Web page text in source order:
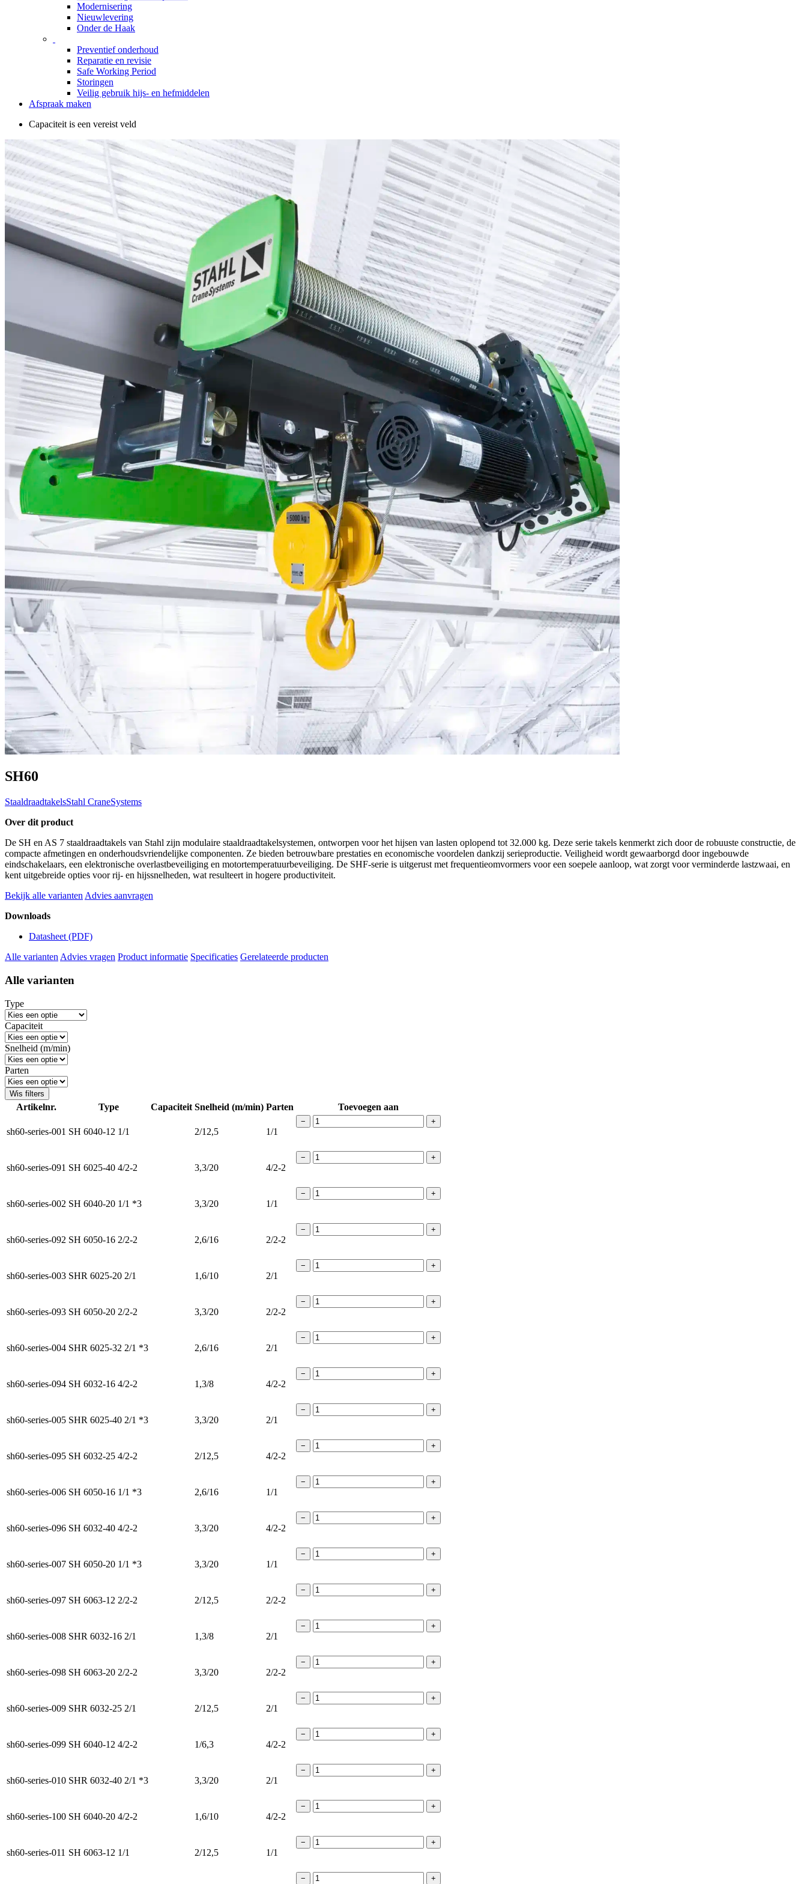
Modernisering
Nieuwlevering
Onder de Haak
Preventief onderhoud
Reparatie en revisie
Safe Working Period
Storingen
Veilig gebruik hijs- en hefmiddelen
Afspraak maken
Capaciteit is een vereist veld
SH60
StaaldraadtakelsStahl CraneSystems
Over dit product
De SH en AS 7 staaldraadtakels van Stahl zijn modulaire staaldraadtakelsystemen, ontworpen voor het hijsen van lasten oplopend tot 32.000 kg. Deze serie takels kenmerkt zich door de robuuste constructie, de
compacte afmetingen en onderhoudsvriendelijke componenten. Ze bieden betrouwbare prestaties en economische voordelen dankzij serieproductie. Veiligheid wordt gewaarborgd door ingebouwde
eindschakelaars, een elektronische overlastbeveiliging en motortemperatuurbeveiliging. De SHF-serie is uitgerust met frequentieomvormers voor een soepele aanloop, wat zorgt voor verminderde lastzwaai, en
kent uitgebreide opties voor rij- en hijssnelheden, wat resulteert in hogere productiviteit.
Bekijk alle varianten Advies aanvragen
Downloads
Datasheet (PDF)
Alle varianten Advies vragen Product informatie Specificaties Gerelateerde producten
Alle varianten
Type
Capaciteit
Snelheid (m/min)
Parten
Wis filters
Artikelnr. Type Capaciteit Snelheid (m/min) Parten Toevoegen aan
sh60-series-001 SH 6040-12 1/1 2/12,5 1/1
− +
sh60-series-091 SH 6025-40 4/2-2 3,3/20 4/2-2
− +
sh60-series-002 SH 6040-20 1/1 *3 3,3/20 1/1
− +
sh60-series-092 SH 6050-16 2/2-2 2,6/16 2/2-2
− +
sh60-series-003 SHR 6025-20 2/1 1,6/10 2/1
− +
sh60-series-093 SH 6050-20 2/2-2 3,3/20 2/2-2
− +
sh60-series-004 SHR 6025-32 2/1 *3 2,6/16 2/1
− +
sh60-series-094 SH 6032-16 4/2-2 1,3/8 4/2-2
− +
sh60-series-005 SHR 6025-40 2/1 *3 3,3/20 2/1
− +
sh60-series-095 SH 6032-25 4/2-2 2/12,5 4/2-2
− +
sh60-series-006 SH 6050-16 1/1 *3 2,6/16 1/1
− +
sh60-series-096 SH 6032-40 4/2-2 3,3/20 4/2-2
− +
sh60-series-007 SH 6050-20 1/1 *3 3,3/20 1/1
− +
sh60-series-097 SH 6063-12 2/2-2 2/12,5 2/2-2
− +
sh60-series-008 SHR 6032-16 2/1 1,3/8 2/1
− +
sh60-series-098 SH 6063-20 2/2-2 3,3/20 2/2-2
− +
sh60-series-009 SHR 6032-25 2/1 2/12,5 2/1
− +
sh60-series-099 SH 6040-12 4/2-2 1/6,3 4/2-2
− +
sh60-series-010 SHR 6032-40 2/1 *3 3,3/20 2/1
− +
sh60-series-100 SH 6040-20 4/2-2 1,6/10 4/2-2
− +
sh60-series-011 SH 6063-12 1/1 2/12,5 1/1
− +
− +